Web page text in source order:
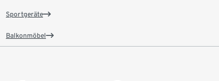
Sportgeräte
Balkonmöbel